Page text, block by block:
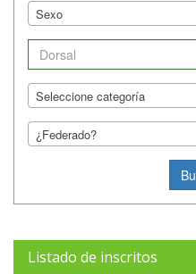
Genero
Sexo
Dorsal
Categoria
Seleccione categoría
Federado
¿Federado?
Listado de inscritos